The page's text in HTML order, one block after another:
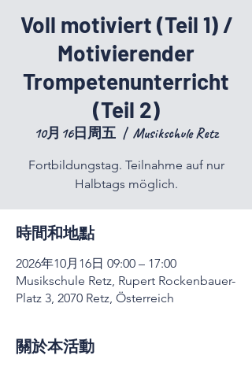
Voll motiviert (Teil 1) /
Motivierender
Trompetenunterricht
(Teil 2)
10月16日周五
  |
Musikschule Retz
Fortbildungstag. Teilnahme auf nur
Halbtags möglich.
時間和地點
2026年10月16日 09:00 – 17:00
Musikschule Retz, Rupert Rockenbauer-
Platz 3, 2070 Retz, Österreich
關於本活動